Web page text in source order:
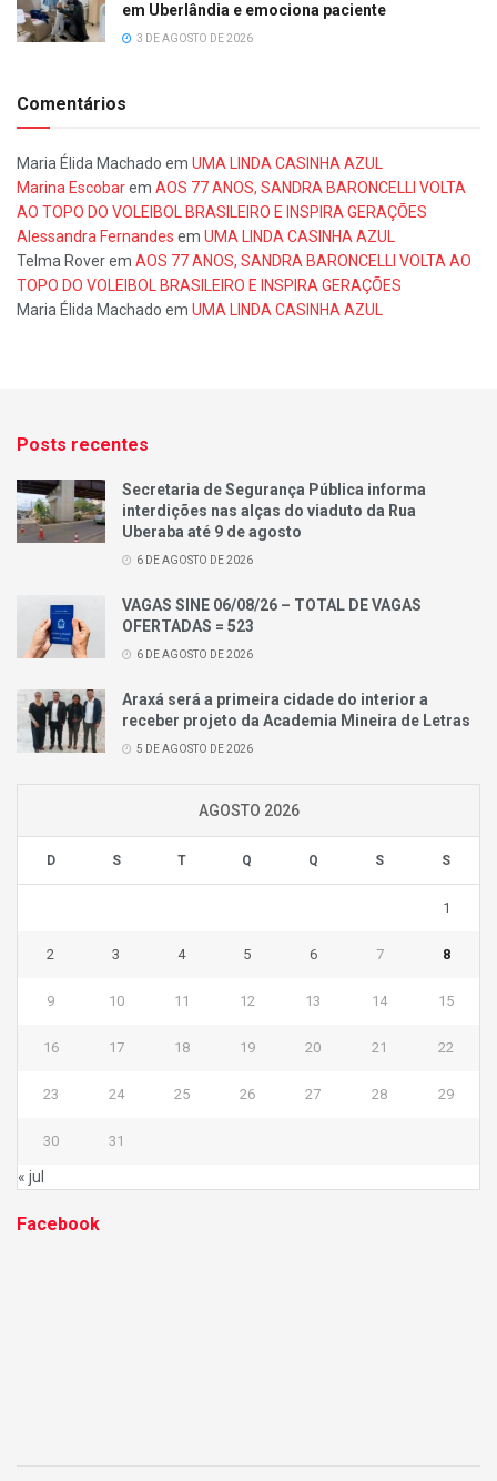
em Uberlândia e emociona paciente
3 DE AGOSTO DE 2026
Comentários
Maria Élida Machado em UMA LINDA CASINHA AZUL
Marina Escobarem AOS 77 ANOS, SANDRA BARONCELLI VOLTA
AO TOPO DO VOLEIBOL BRASILEIRO E INSPIRA GERAÇÕES
Alessandra Fernandes em UMA LINDA CASINHA AZUL
Telma Roverem AOS 77 ANOS, SANDRA BARONCELLI VOLTA AO
TOPO DO VOLEIBOL BRASILEIRO E INSPIRA GERAÇÕES
Maria Élida Machado em UMA LINDA CASINHA AZUL
Posts recentes
Secretaria de Segurança Pública informa
interdições nas alças do viaduto da Rua
Uberaba até 9 de agosto
6 DE AGOSTO DE 2026
VAGAS SINE 06/08/26 – TOTAL DE VAGAS
OFERTADAS = 523
6 DE AGOSTO DE 2026
Araxá será a primeira cidade do interior a
receber projeto da Academia Mineira de Letras
5 DE AGOSTO DE 2026
AGOSTO 2026
D S T Q Q S S
1
2 3 4 5 6 7 8
9 10 11 12 13 14 15
16 17 18 19 20 21 22
23 24 25 26 27 28 29
30 31
« jul
Facebook